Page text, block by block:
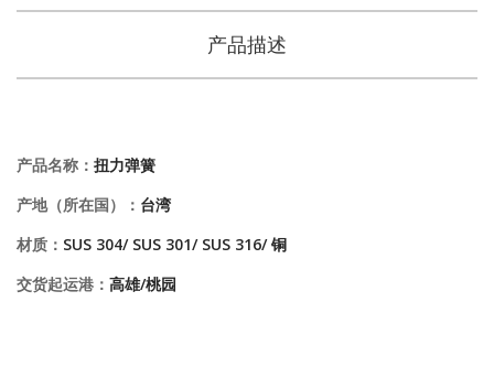
产品描述
产品名称： 扭力弹簧
产地（所在国）： 台湾
材质： SUS 304/ SUS 301/ SUS 316/ 铜
交货起运港： 高雄/桃园